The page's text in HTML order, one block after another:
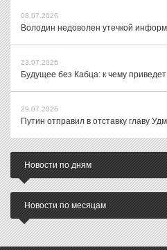
08.07.2026
Володин недоволен утечкой
23.07.2026
Будущее без Кабца: к чему
29.07.2026
Путин отправил в отставку главу
Новости по дням
Новости по месяцам